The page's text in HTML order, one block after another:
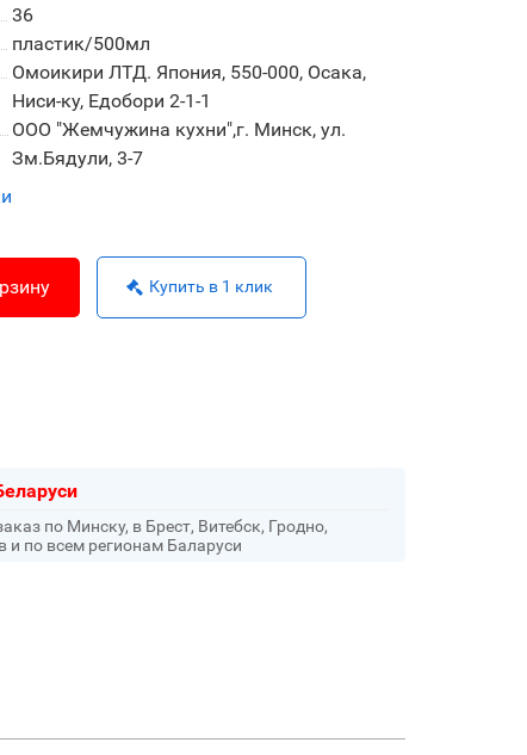
36
пластик/500мл
Омоикири ЛТД. Япония, 550-000, Осака,
Ниси-ку, Едобори 2-1-1
ООО "Жемчужина кухни",г. Минск, ул.
Зм.Бядули, 3-7
Купить в 1 клик
по Минску, в Брест, Витебск, Гродно,
и по всем регионам Баларуси